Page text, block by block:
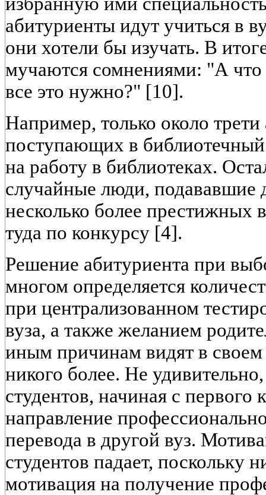
абитуриенты идут учиться в
они хотели бы изучать. В
мучаются сомнениями: "А что
все это нужно?" [10].
Например, только около
поступающих в библиотечный
на работу в библиотеках.
случайные люди, подававшие
несколько более престижных
туда по конкурсу [4].
Решение абитуриента при
многом определяется
при централизованном
вуза, а также желанием
иным причинам видят в своем
никого более. Не
студентов, начиная с
направление
перевода в другой вуз.
студентов падает, поскольку
мотивация на получение